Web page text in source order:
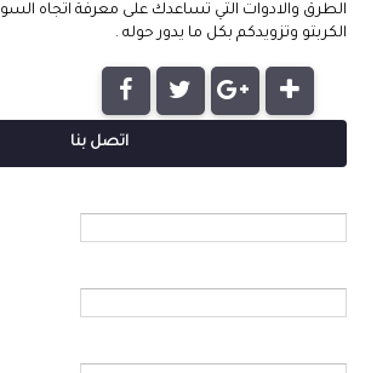
الطرق والادوات التي تساعدك على معرفة اتجاه
الكربتو وتزويدكم بكل ما يدور حوله .
اتصل بنا